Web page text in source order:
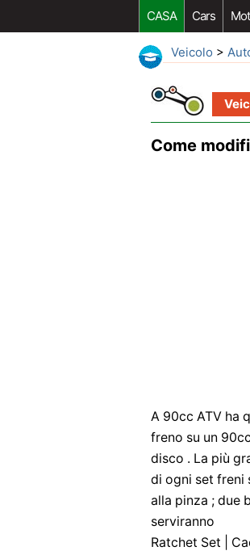
CASA Cars
Veicolo >
Come
A 90cc ATV ha
freno su un
disco . La più
di ogni set freni
alla pinza ; due
serviranno
Ratchet Set |